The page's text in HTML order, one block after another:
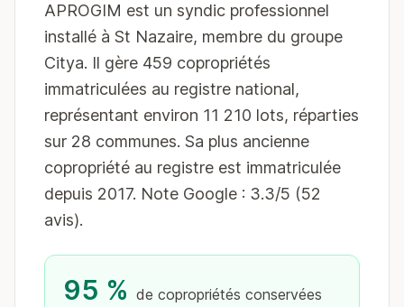
APROGIM est un syndic professionnel
installé à St Nazaire, membre du groupe
Citya. Il gère 459 copropriétés
immatriculées au registre national,
représentant environ 11 210 lots, réparties
sur 28 communes. Sa plus ancienne
copropriété au registre est immatriculée
depuis 2017. Note Google : 3.3/5 (52
avis).
95 % de copropriétés conservées